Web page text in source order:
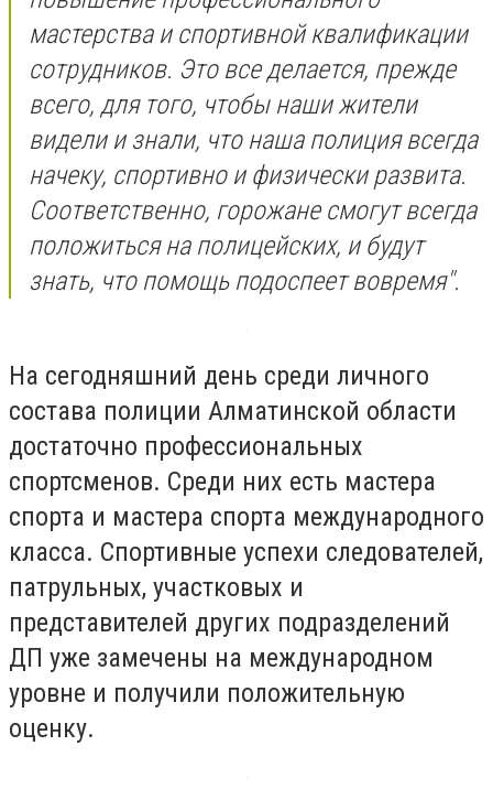
мастерства и спортивной квалификации
сотрудников. Это все делается, прежде
всего, для того, чтобы наши жители
видели и знали, что наша полиция всегда
начеку, спортивно и физически развита.
Соответственно, горожане смогут всегда
положиться на полицейских, и будут
знать, что помощь подоспеет вовремя".
На сегодняшний день среди личного
состава полиции Алматинской области
достаточно профессиональных
спортсменов. Среди них есть мастера
спорта и мастера спорта международного
класса. Спортивные успехи следователей,
патрульных, участковых и
представителей других подразделений
ДП уже замечены на международном
уровне и получили положительную
оценку.